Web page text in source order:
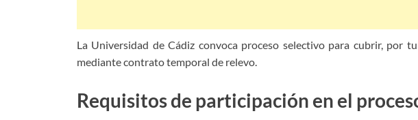
La Universidad de Cádiz convoca proceso selectivo para cubrir, por
mediante contrato temporal de relevo.
Requisitos de participación en el